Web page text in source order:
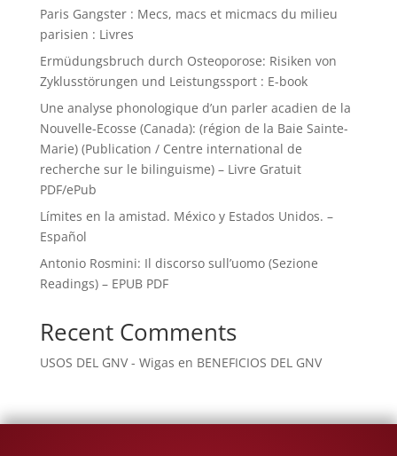
Paris Gangster : Mecs, macs et micmacs du milieu
parisien : Livres
Ermüdungsbruch durch Osteoporose: Risiken von
Zyklusstörungen und Leistungssport : E-book
Une analyse phonologique d’un parler acadien de la
Nouvelle-Ecosse (Canada): (région de la Baie Sainte-
Marie) (Publication / Centre international de
recherche sur le bilinguisme) – Livre Gratuit
PDF/ePub
Límites en la amistad. México y Estados Unidos. –
Español
Antonio Rosmini: Il discorso sull’uomo (Sezione
Readings) – EPUB PDF
Recent Comments
USOS DEL GNV - Wigas en BENEFICIOS DEL GNV